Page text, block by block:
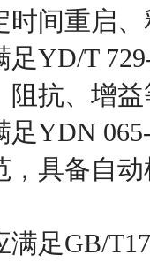
时间重启
足YD/T
阻抗、增
足YDN
，具备自
足GB/